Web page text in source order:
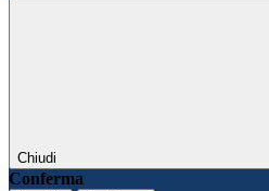
Chiudi
Conferma